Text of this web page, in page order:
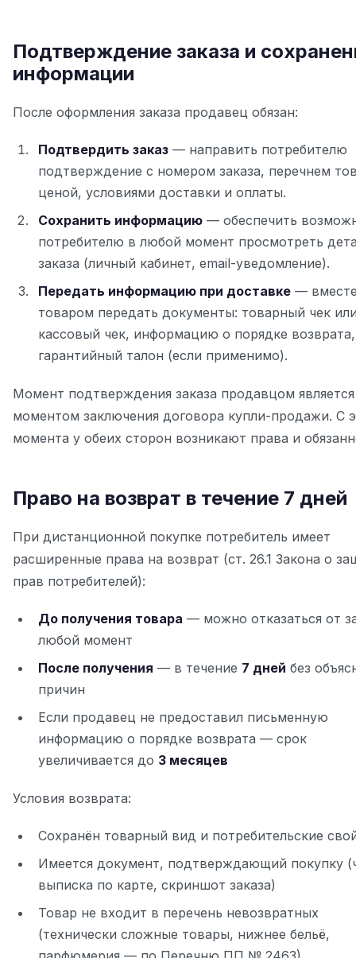
Подтверждение заказа и
информации
После оформления заказа продавец обязан:
Подтвердить заказ — направить потребителю
подтверждение с номером заказа, перечнем
ценой, условиями доставки и оплаты.
Сохранить информацию — обеспечить
потребителю в любой момент просмотреть
заказа (личный кабинет, email-уведомление).
Передать информацию при доставке —
товаром передать документы: товарный чек
кассовый чек, информацию о порядке возврата,
гарантийный талон (если применимо).
Момент подтверждения заказа продавцом является
моментом заключения договора купли-продажи. С
момента у обеих сторон возникают права и
Право на возврат в течение 7 дней
При дистанционной покупке потребитель имеет
расширенные права на возврат (ст. 26.1 Закона о
прав потребителей):
До получения товара — можно отказаться от
любой момент
После получения — в течение 7 дней без
причин
Если продавец не предоставил письменную
информацию о порядке возврата — срок
увеличивается до 3 месяцев
Условия возврата:
Сохранён товарный вид и потребительские
Имеется документ, подтверждающий покупку
выписка по карте, скриншот заказа)
Товар не входит в перечень невозвратных
(технически сложные товары, нижнее бельё,